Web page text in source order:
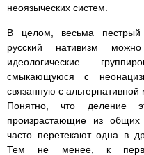
неоязыческих систем.
В целом, весьма пестрый
русский нативизм
идеологические
смыкающуюся с
связанную с альтернативной
Понятно, что деление
произрастающие из общих
часто перетекают одна в
Тем не менее, к